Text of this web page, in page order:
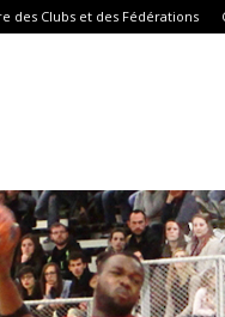
des Clubs et des Fédérations